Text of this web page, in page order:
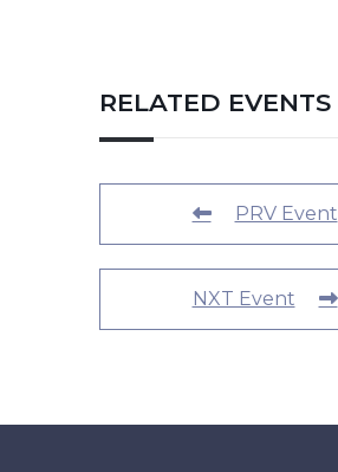
RELATED EVENTS
PRV Event
NXT Event